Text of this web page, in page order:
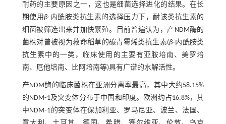
耐药的主要原因之一，这也是细菌选择进化的结果。在长
期使用β⁃内酰胺类抗生素的选择压力下，耐该类抗生素的
细菌被筛选出来并加快繁殖。目前普遍认为，产NDM酶的
菌株对曾被视为救命稻草的碳青霉烯类抗生素(β⁃内酰胺类
抗生素中的一类，临床使用的主要有亚胺培南、美罗培
南、厄他培南、比阿培南等)具有广谱的水解活性。
产NDM酶的临床菌株在亚洲分离率最高，其中大约58.15%
的NDM⁃1及突变体分布于中国和印度。欧洲约占16.8%，其
中NDM⁃1的突变体在保加利亚、罗马尼亚、波兰、法国、